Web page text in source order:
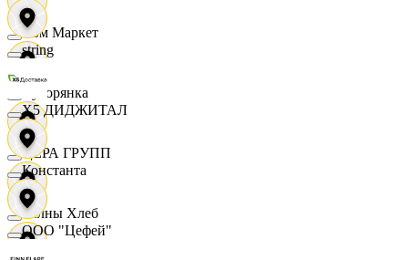
Хом Маркет
Хуторянка
ЦЕРА ГРУПП
Челны Хлеб
string
X5 ДИДЖИТАЛ
Константа
ООО "Цефей"